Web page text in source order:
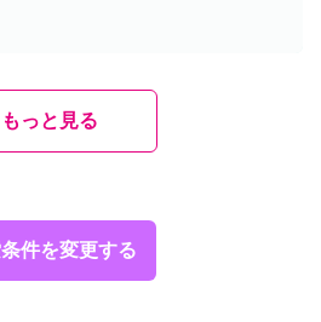
件を変更する
もっと見る